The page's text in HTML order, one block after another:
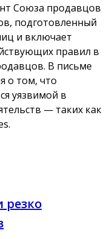
Союза продавцов
подготовленный
и включает
правил в
В письме
о том, что
уязвимой в
— таких как
резко